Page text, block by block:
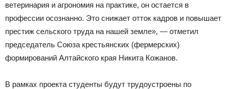
ветеринария и агрономия на практике, он остается в
профессии осознанно. Это снижает отток кадров и повышает
престиж сельского труда на нашей земле», — отметил
председатель Союза крестьянских (фермерских)
формирований Алтайского края Никита Кожанов.
В рамках проекта студенты будут трудоустроены по